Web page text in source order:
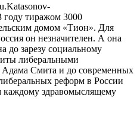
году тиражом 3000
домом «Тион». Для
он незначителен. А она
до зарезу социальному
либеральными
Смита и до современных
реформ в России
каждому здравомыслящему